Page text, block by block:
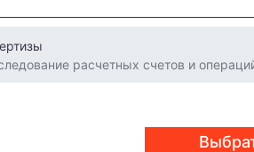
расчетных счетов и